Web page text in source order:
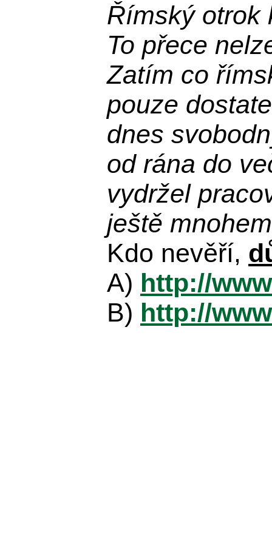
Římský otrok
To přece
Zatím co
pouze
dnes
od rána do
vydržel
ještě
Kdo nevěří,
A) http://
B) http://